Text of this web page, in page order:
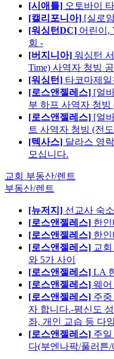
[시애틀] 오토바이
[캘리포니아] [실로
[워싱턴DC] 어린이,
회 -
[버지니아] 워싱턴
Time) 사역자 청빙
[워싱턴] 타코마제
[로스앤젤레스] [얼
부 하프 사역자 청
[로스앤젤레스] [얼
트 사역자 청빙 (전
[텍사스] 달라스 영
모십니다.
교회 부동산/렌트
부동산/렌트
[뉴저지] 선교사 숙소
[로스앤젤레스] 한
[로스앤젤레스] 한
[로스앤젤레스] 교
와 5가 사이
[로스앤젤레스] LA
[로스앤젤레스] 웨어
[로스앤젤레스] 주
자 합니다.-평신도
좌, 개인 교습 등 다
[로스앤젤레스] 주
다(부엔나팍/풀러튼